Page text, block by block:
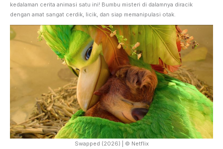
kedalaman cerita animasi satu ini! Bumbu misteri di dalamnya diracik
dengan amat sangat cerdik, licik, dan siap memanipulasi otak.
Swapped (2026) | © Netflix